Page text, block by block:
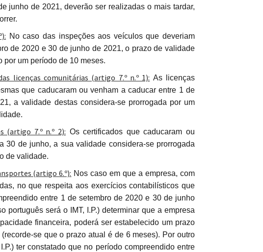
junho de 2021, deverão ser realizadas o mais tardar,
No caso das inspeções aos veículos que deveriam
de 2020 e 30 de junho de 2021, o prazo de validade
por um período de 10 meses.
licenças comunitárias (artigo 7.º n.º 1): As licenças
que caducaram ou venham a caducar entre 1 de
a validade destas considera-se prorrogada por um
(artigo 7.º n.º 2): Os certificados que caducaram ou
30 de junho, a sua validade considera-se prorrogada
de validade.
(artigo 6.º): Nos caso em que a empresa, com
no que respeita aos exercícios contabilísticos que
entre 1 de setembro de 2020 e 30 de junho
português será o IMT, I.P.) determinar que a empresa
financeira, poderá ser estabelecido um prazo
se que o prazo atual é de 6 meses). Por outro
ter constatado que no período compreendido entre